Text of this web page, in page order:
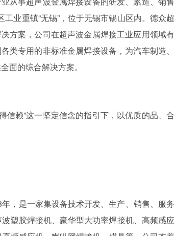
业重镇“无锡”，位于无锡市锡山区内。德众超
方案，公司在超声波金属焊接工业应用领域有
类专用的非标准金属焊接设备，为汽车制造、
面的综合解决方案。
信赖”这一坚定信念的指引下，以优质的品、合
，是一家集设备技术开发、生产、销售、服务
塑胶焊接机、豪华型大功率焊接机、高频感应